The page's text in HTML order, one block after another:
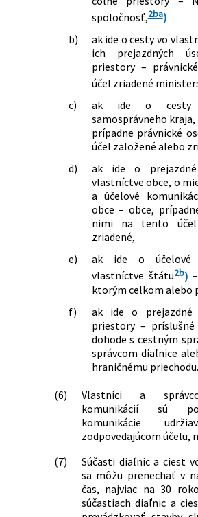
spoločnosť,2ba)
b)
ak ide o cesty vo
ich prejazdných
priestory –
účel zriadené
c)
ak ide o cesty
samosprávneho
prípadne právnické
účel založené alebo
d)
ak ide o
vlastníctve obce, o
a účelové
obce – obce,
nimi na tento účel
zriadené,
e)
ak ide o účelové
vlastníctve štátu2b)–
ktorým celkom alebo
f)
ak ide o prejazdné
priestory –
dohode s cestným
správcom diaľnice
hraničnému priechodu.
(6)
Vlastníci a
komunikácií sú
komunikácie
zodpovedajúcom účelu,
(7)
Súčasti diaľnic a ciest
sa môžu prenechať v
čas, najviac na 30
súčastiach diaľnic a